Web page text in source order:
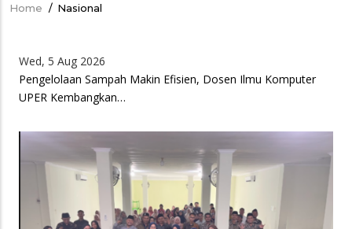
Breadcrumb
Home / Nasional
Wed, 5 Aug 2026
Pengelolaan Sampah Makin Efisien, Dosen Ilmu Komputer
UPER Kembangkan…